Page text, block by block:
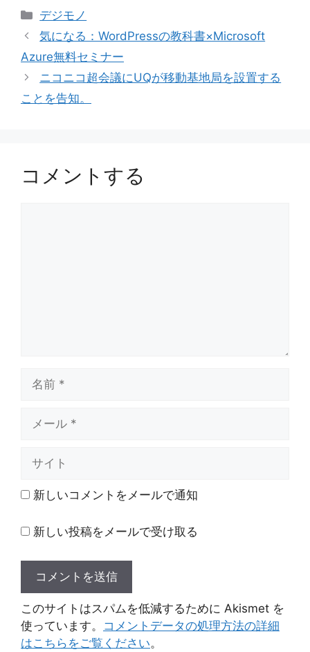
カ
テ
ゴ
リ
ー
デジモノ
気になる：WordPressの教科書×Microsoft
Azure無料セミナー
ニコニコ超会議にUQが移動基地局を設置する
ことを告知。
コメントする
ト 新しいコメントをメールで通知
新しい投稿をメールで受け取る
このサイトはスパムを低減するために Akismet を
使っています。 コメントデータの処理方法の詳細
はこちらをご覧ください。